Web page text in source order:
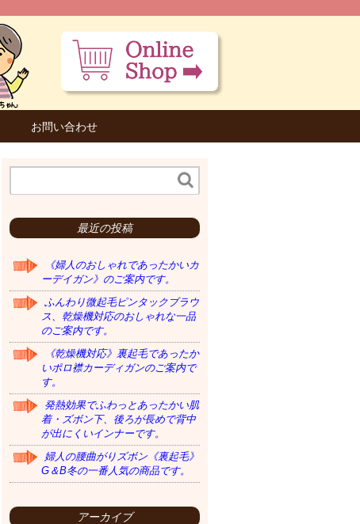
お問い合わせ
最近の投稿
《婦人のおしゃれであったかいカ
ーデイガン》のご案内です。
ふんわり微起毛ピンタックブラウ
ス、乾燥機対応のおしゃれな一品
のご案内です。
《乾燥機対応》裏起毛であったか
いポロ襟カーディガンのご案内で
す。
発熱効果でふわっとあったかい肌
着・ズボン下、後ろが長めで背中
が出にくいインナーです。
婦人の腰曲がりズボン《裏起毛》
G＆B冬の一番人気の商品です。
アーカイブ